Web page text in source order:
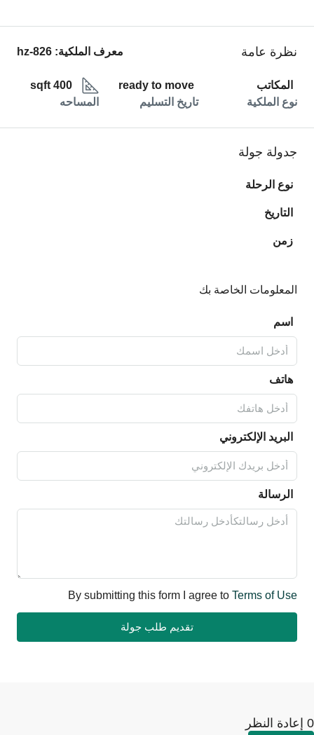
نظرة عامة معرف الملكية:hz-826
المكاتب
نوع الملكية
ready to move
تاريخ التسليم
400 sqft
المساحه
جدولة جولة
نوع الرحلة
التاريخ
زمن
المعلومات الخاصة بك
اسم
هاتف
البريد الإلكتروني
الرسالة
By submitting this form I agree toTerms of Use
تقديم طلب جولة